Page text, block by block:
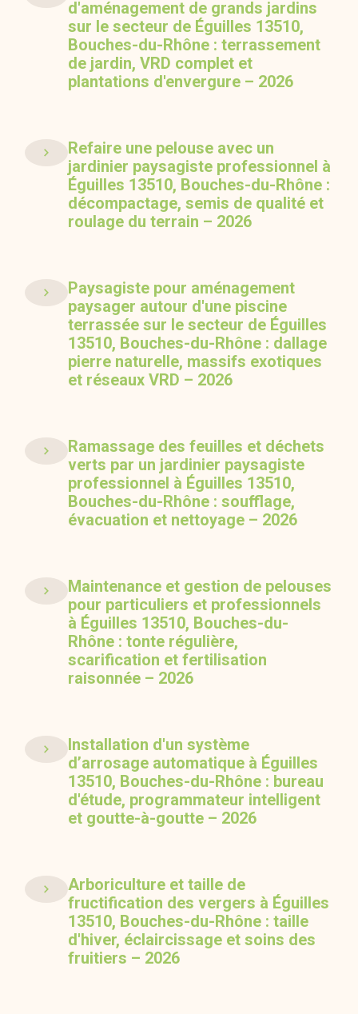
d'aménagement de grands jardins
sur le secteur de Éguilles 13510,
Bouches-du-Rhône : terrassement
de jardin, VRD complet et
plantations d'envergure – 2026
Refaire une pelouse avec un
jardinier paysagiste professionnel à
Éguilles 13510, Bouches-du-Rhône :
décompactage, semis de qualité et
roulage du terrain – 2026
Paysagiste pour aménagement
paysager autour d'une piscine
terrassée sur le secteur de Éguilles
13510, Bouches-du-Rhône : dallage
pierre naturelle, massifs exotiques
et réseaux VRD – 2026
Ramassage des feuilles et déchets
verts par un jardinier paysagiste
professionnel à Éguilles 13510,
Bouches-du-Rhône : soufflage,
évacuation et nettoyage – 2026
Maintenance et gestion de pelouses
pour particuliers et professionnels
à Éguilles 13510, Bouches-du-
Rhône : tonte régulière,
scarification et fertilisation
raisonnée – 2026
Installation d'un système
d’arrosage automatique à Éguilles
13510, Bouches-du-Rhône : bureau
d'étude, programmateur intelligent
et goutte-à-goutte – 2026
Arboriculture et taille de
fructification des vergers à Éguilles
13510, Bouches-du-Rhône : taille
d'hiver, éclaircissage et soins des
fruitiers – 2026